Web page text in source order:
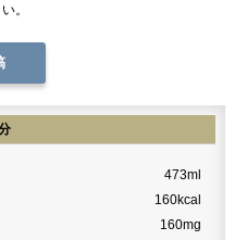
。
473ml
160kcal
160mg